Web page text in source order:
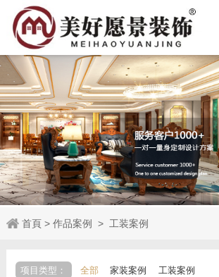
首頁> 作品案例 > 工装案例
项目类型： 全部 家装案例 工装案例